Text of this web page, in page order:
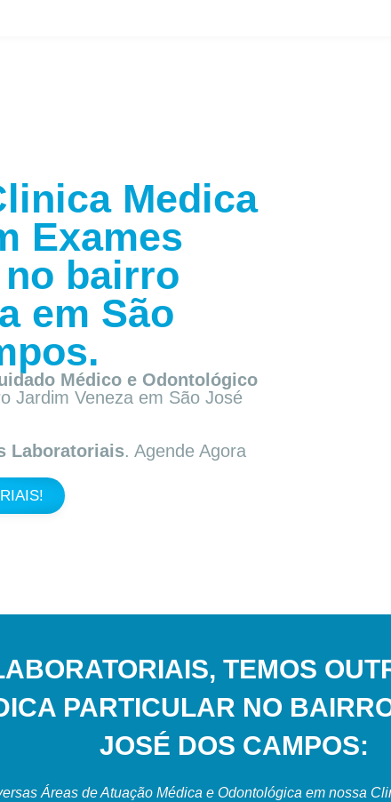
Medica
Exames
bairro
em São
Médico e Odontológico
Jardim Veneza em São José
Laboratoriais. Agende Agora
TEMOS
PARTICULAR NO
JOSÉ DOS CAMPOS:
Áreas de Atuação Médica e Odontológica em nossa